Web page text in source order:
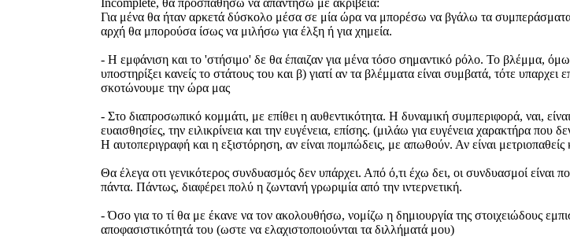
Incomplete, θα προσπαθήσω να απαντήσω με ακρίβεια:
Για μένα θα ήταν αρκετά δύσκολο μέσα σε μία ώρα να μπορέσω να βγάλω τα συμπεράσματα
αρχή θα μπορούσα ίσως να μιλήσω για έλξη ή για χημεία.
- Η εμφάνιση και το 'στήσιμο' δε θα έπαιζαν για μένα τόσο σημαντικό ρόλο. Το βλέμμα,
υποστηρίξει κανείς το στάτους του και β) γιατί αν τα βλέμματα είναι συμβατά, τότε
σκοτώνουμε την ώρα μας
- Στο διαπροσωπικό κομμάτι, με επίθει η αυθεντικότητα. Η δυναμική συμπεριφορά, ναι,
ευαισθησίες, την ειλικρίνεια και την ευγένεια, επίσης. (μιλάω για ευγένεια χαρακτήρα που
Η αυτοπεριγραφή και η εξιστόρηση, αν είναι πομπώδεις, με απωθούν. Αν είναι
Θα έλεγα οτι γενικότερος συνδυασμός δεν υπάρχει. Από ό,τι έχω δει, οι συνδυασμοί είναι
πάντα. Πάντως, διαφέρει πολύ η ζωντανή γρωριμία από την ιντερνετική.
- Όσο για το τί θα με έκανε να τον ακολουθήσω, νομίζω η δημιουργία της στοιχειώδους
αποφασιστικότητά του (ωστε να ελαχιστοποιούνται τα διλλήματά μου)